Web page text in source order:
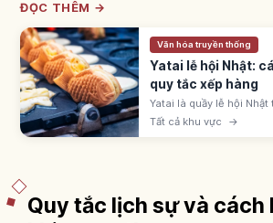
ĐỌC THÊM →
Văn hóa truyền thống
Yatai lễ hội Nhật:
quy tắc xếp hàng
Yatai là quầy lễ hội
ringo-ame, yakisoba,
300-500 yên; xếp hàng
Tất cả khu vực →
Quy tắc lịch sự và cách